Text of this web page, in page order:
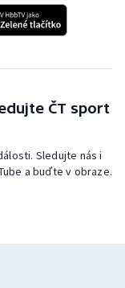
ČT sport
Sledujte nás i
a buďte v obraze.